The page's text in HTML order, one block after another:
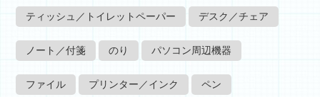
ティッシュ／トイレットペーパー デスク／チェア
ノート／付箋 のり パソコン周辺機器
ファイル プリンター／インク ペン